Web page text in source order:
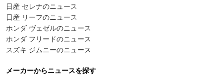
日産 セレナのニュース
日産 リーフのニュース
ホンダ ヴェゼルのニュース
ホンダ フリードのニュース
スズキ ジムニーのニュース
メーカーからニュースを探す